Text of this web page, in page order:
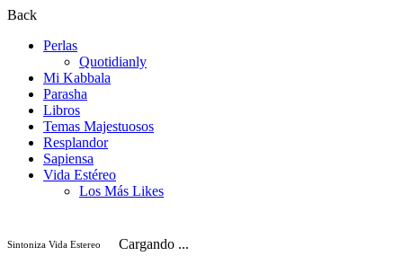
Back
Perlas
Quotidianly
Mi Kabbala
Parasha
Libros
Temas Majestuosos
Resplandor
Sapiensa
Vida Estéreo
Los Más Likes
Sintoniza Vida Estereo Cargando ...